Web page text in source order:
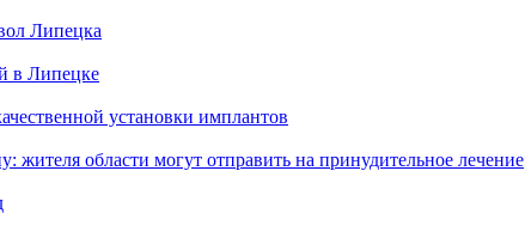
Липецка
в Липецке
установки имплантов
жителя области могут отправить на принудительное лечение